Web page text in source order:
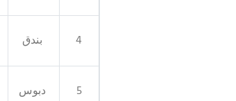
4 بندق
5 دبوس